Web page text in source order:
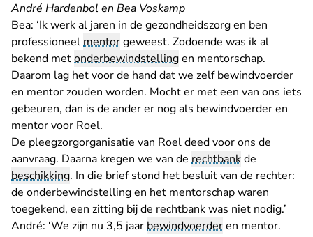
André Hardenbol en Bea Voskamp
Bea: ‘Ik werk al jaren in de gezondheidszorg en ben
professioneelmentorgeweest. Zodoende was ik al
bekend metonderbewindstellingen mentorschap.
Daarom lag het voor de hand dat we zelf bewindvoerder
en mentor zouden worden. Mocht er met een van ons iets
gebeuren, dan is de ander er nog als bewindvoerder en
mentor voor Roel.
De pleegzorgorganisatie van Roel deed voor ons de
aanvraag. Daarna kregen we van de rechtbankde
beschikking. In die brief stond het besluit van de rechter:
de onderbewindstelling en het mentorschap waren
toegekend, een zitting bij de rechtbank was niet nodig.’
André: ‘We zijn nu 3,5 jaarbewindvoerderen mentor.